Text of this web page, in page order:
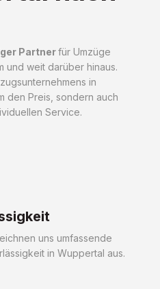
Partnerfür Umzüge
und weit darüber hinaus.
in
den Preis, sondern auch
Service.
uns umfassende
in Wuppertal aus.